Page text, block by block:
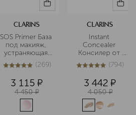
CLARINS
SOS Primer База
под макияж,
устраняющая
следы
усталости
4.9из5269 (269)
3 115 ¤
4 450 ¤
CLARINS
Instant
Concealer
Консилер от
темных кругов
моментального
5из 5794 (794)
3 442 ¤
4 050 ¤